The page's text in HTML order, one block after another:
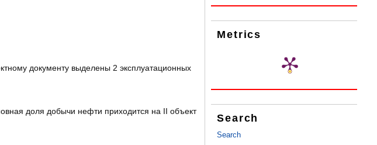
Metrics
Search
Search
документу выделены 2 эксплуатационных
доля добычи нефти приходится на ІІ объект